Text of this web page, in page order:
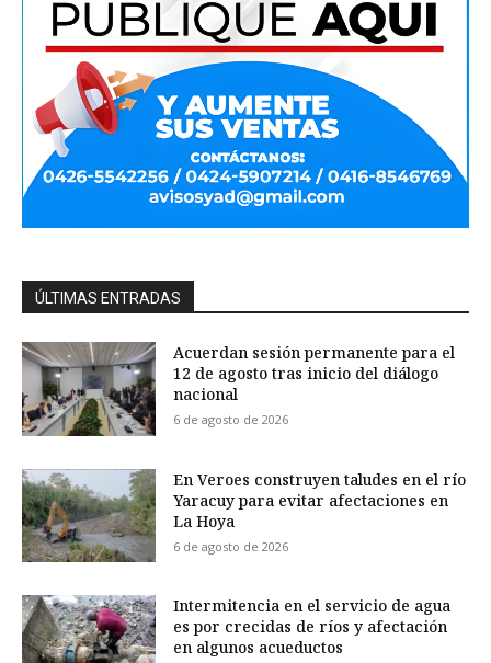
ÚLTIMAS ENTRADAS
Acuerdan sesión permanente para el
12 de agosto tras inicio del diálogo
nacional
6 de agosto de 2026
En Veroes construyen taludes en el río
Yaracuy para evitar afectaciones en
La Hoya
6 de agosto de 2026
Intermitencia en el servicio de agua
es por crecidas de ríos y afectación
en algunos acueductos